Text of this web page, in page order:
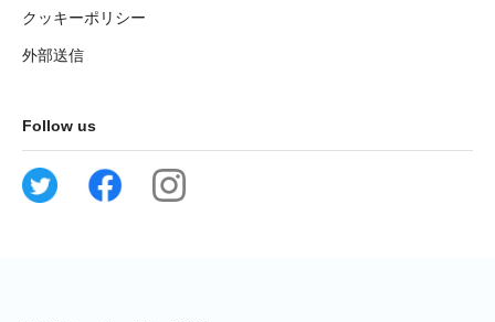
クッキーポリシー
外部送信
Follow us